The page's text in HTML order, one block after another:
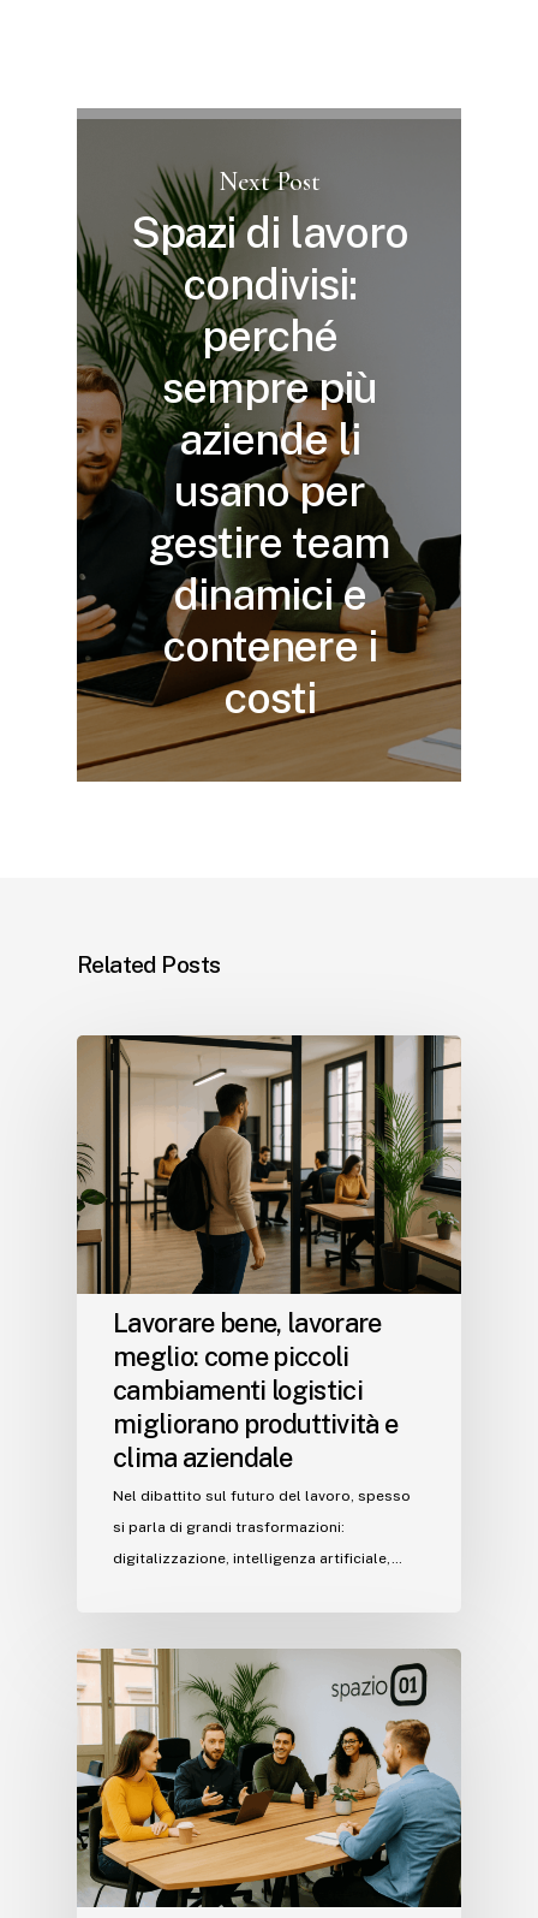
Next Post
Spazi di lavoro
condivisi:
perché
sempre più
aziende li
usano per
gestire team
dinamici e
contenere i
costi
Related Posts
Lavorare bene, lavorare
meglio: come piccoli
cambiamenti logistici
migliorano produttività e
clima aziendale
Nel dibattito sul futuro del lavoro, spesso
si parla di grandi trasformazioni:
digitalizzazione, intelligenza artificiale,…